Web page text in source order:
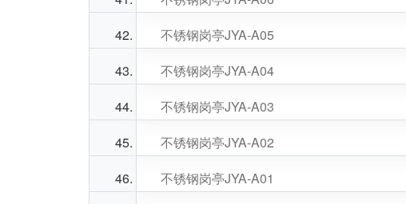
不锈钢岗亭JYA-A05
不锈钢岗亭JYA-A04
不锈钢岗亭JYA-A03
不锈钢岗亭JYA-A02
不锈钢岗亭JYA-A01